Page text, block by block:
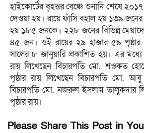
হাইকোর্টের বৃহত্তর বেঞ্চে শুনানি শেষে
দেওয়া হয়। রায়ে ফাঁসি বহাল হয় ১৩৯
হয় ১৮৫ জনকে। ২২৮ জনের বিভিন্ন
৪৫ জন। ওই রায়ের ২৯ হাজার ৫৯ পৃষ্ঠার
সালের ৮ জানুয়ারি প্রকাশিত হয়। এর
রায় লিখেছেন বিচারপতি মো. শওকত
পৃষ্ঠার রায় লিখেছেন বিচারপতি মো.
বিচারপতি মো. নজরুল ইসলাম তালুকদার
পৃষ্ঠার রায়।
Please Share This Post in